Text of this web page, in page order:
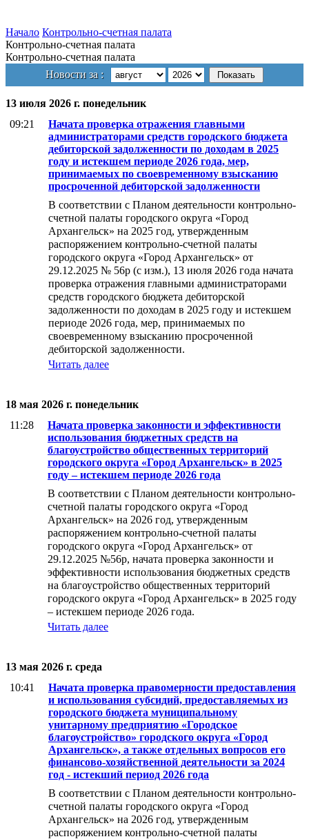
Начало Контрольно-счетная палата
Контрольно-счетная палата
Контрольно-счетная палата
Новости за :
13 июля 2026 г. понедельник
09:21
Начата проверка отражения главными
администраторами средств городского бюджета
дебиторской задолженности по доходам в 2025
году и истекшем периоде 2026 года, мер,
принимаемых по своевременному взысканию
просроченной дебиторской задолженности
В соответствии с Планом деятельности контрольно-
счетной палаты городского округа «Город
Архангельск» на 2025 год, утвержденным
распоряжением контрольно-счетной палаты
городского округа «Город Архангельск» от
29.12.2025 № 56р (с изм.), 13 июля 2026 года начата
проверка отражения главными администраторами
средств городского бюджета дебиторской
задолженности по доходам в 2025 году и истекшем
периоде 2026 года, мер, принимаемых по
своевременному взысканию просроченной
дебиторской задолженности.
Читать далее
18 мая 2026 г. понедельник
11:28
Начата проверка законности и эффективности
использования бюджетных средств на
благоустройство общественных территорий
городского округа «Город Архангельск» в 2025
году – истекшем периоде 2026 года
В соответствии с Планом деятельности контрольно-
счетной палаты городского округа «Город
Архангельск» на 2026 год, утвержденным
распоряжением контрольно-счетной палаты
городского округа «Город Архангельск» от
29.12.2025 №56р, начата проверка законности и
эффективности использования бюджетных средств
на благоустройство общественных территорий
городского округа «Город Архангельск» в 2025 году
– истекшем периоде 2026 года.
Читать далее
13 мая 2026 г. среда
10:41
Начата проверка правомерности предоставления
и использования субсидий, предоставляемых из
городского бюджета муниципальному
унитарному предприятию «Городское
благоустройство» городского округа «Город
Архангельск», а также отдельных вопросов его
финансово-хозяйственной деятельности за 2024
год - истекший период 2026 года
В соответствии с Планом деятельности контрольно-
счетной палаты городского округа «Город
Архангельск» на 2026 год, утвержденным
распоряжением контрольно-счетной палаты